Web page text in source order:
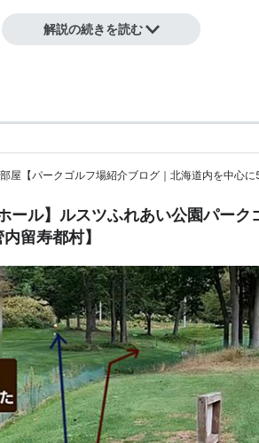
解説の続きを読む
屋【パークゴルフ場紹介ブログ｜北海道内を中心に
ール】ルスツふれあい公園パーク
留寿都村】